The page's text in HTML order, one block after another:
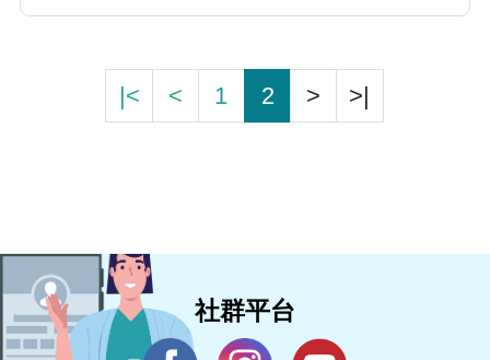
|< < 1 2 > >|
社群平台